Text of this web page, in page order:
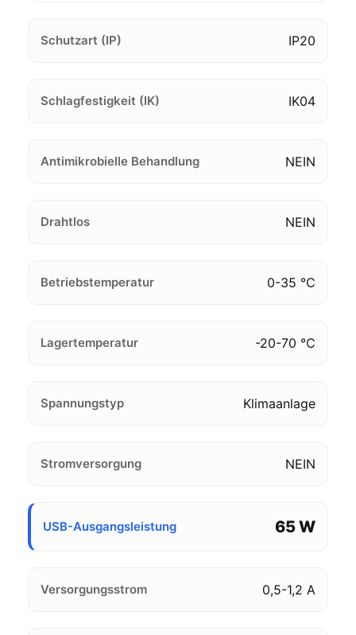
Schutzart (IP) IP20
Schlagfestigkeit (IK) IK04
Antimikrobielle Behandlung NEIN
Drahtlos NEIN
Betriebstemperatur 0-35 ℃
Lagertemperatur -20-70 ℃
Spannungstyp Klimaanlage
Stromversorgung NEIN
USB-Ausgangsleistung 65 W
Versorgungsstrom 0,5-1,2 A